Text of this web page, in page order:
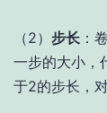
（2） 步长 ：
一步的大小，
于2的步长，